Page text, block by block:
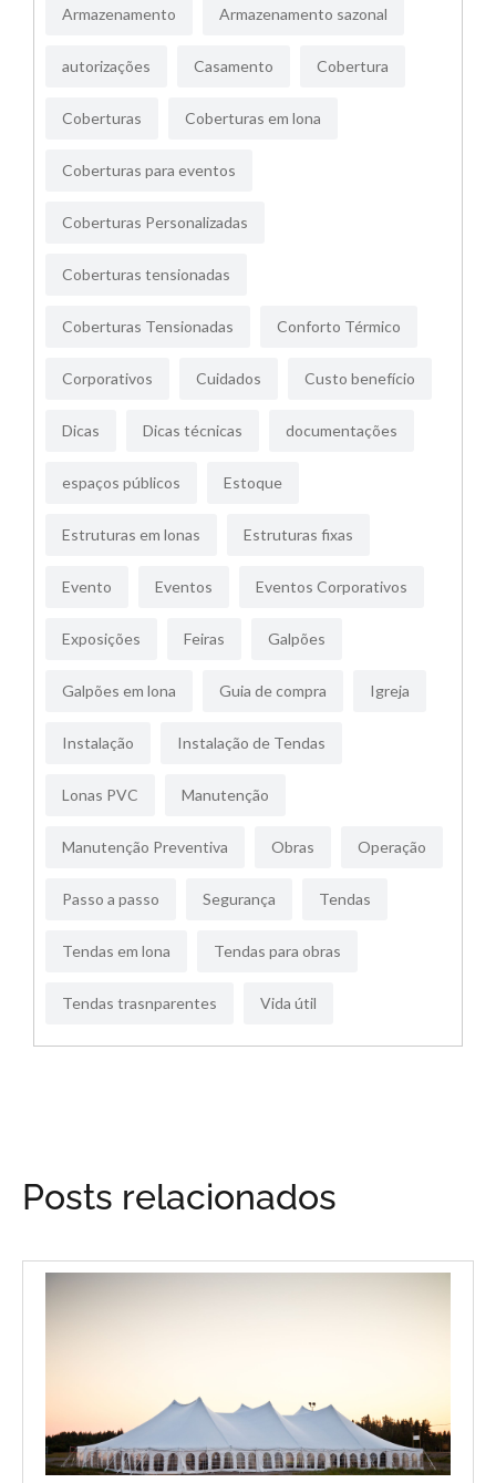
Armazenamento Armazenamento sazonal
autorizações Casamento Cobertura
Coberturas Coberturas em lona
Coberturas para eventos
Coberturas Personalizadas
Coberturas tensionadas
Coberturas Tensionadas Conforto Térmico
Corporativos Cuidados Custo benefício
Dicas Dicas técnicas documentações
espaços públicos Estoque
Estruturas em lonas Estruturas fixas
Evento Eventos Eventos Corporativos
Exposições Feiras Galpões
Galpões em lona Guia de compra Igreja
Instalação Instalação de Tendas
Lonas PVC Manutenção
Manutenção Preventiva Obras Operação
Passo a passo Segurança Tendas
Tendas em lona Tendas para obras
Tendas trasnparentes Vida útil
Posts relacionados